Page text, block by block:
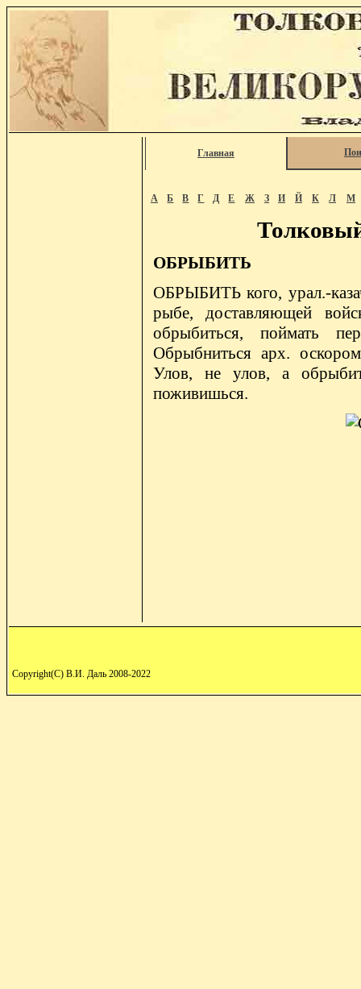
Главная
А Б В Г Д Е Ж З И Й К Л М
ОБРЫБИТЬ
ОБРЫБИТЬ кого, урал.-
рыбе, доставляющей
обрыбиться, поймать
Обрыбниться арх.
Улов, не улов, а
поживишься.
Copyright(C) В.И. Даль 2008-2022